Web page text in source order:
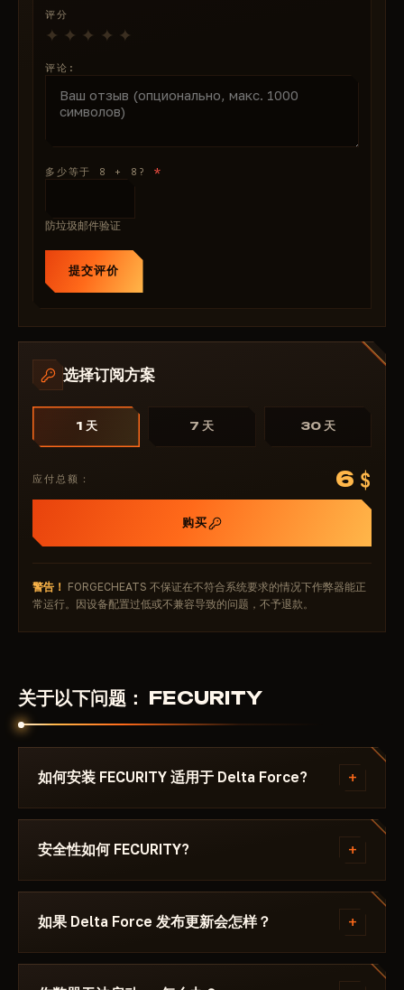
评分
评论:
多少等于 8 + 8?*
防垃圾邮件验证
提交评价
选择订阅方案
1 天 7 天 30 天
应付总额： 6 $
购买
警告！ FORGECHEATS 不保证在不符合系统要求的情况下作弊器能正
常运行。因设备配置过低或不兼容导致的问题，不予退款。
关于以下问题： FECURITY
如何安装 FECURITY 适用于 Delta Force? +
付款后你将收到下载链接和专为以下游戏编写的说明：
Delta Force - ，其中注明所需的 Windows 版本、
Secure Boot 设置和启动顺序。如果遇到问题，请通过
Discord 或 Telegram 联系我们，我们会帮您解决。
安全性如何 FECURITY? +
该作弊器在以下游戏的最新补丁上测试： Delta Force
后才会发布。当前状态可在卡片上查看——Undetected
/ 更新中 / 风险。若游戏更新后状态发生变化，该辅助
会被下架，直到修复发布。
如果 Delta Force 发布更新会怎样？ +
补丁发布后24小时内更新。订阅冻结——天数不会流
失。修复完成后作弊器重新出现在目录中。